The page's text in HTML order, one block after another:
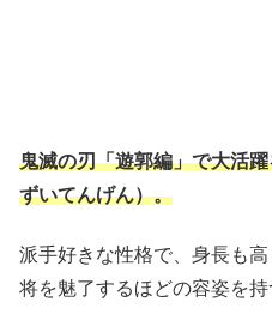
鬼滅の刃「遊郭編」で大活
ずいてんげん）。
派手好きな性格で、身長も
将を魅了するほどの容姿を持